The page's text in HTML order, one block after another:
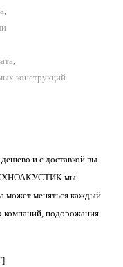
конструкций
и с доставкой вы
мы
может меняться каждый
компаний, подорожания